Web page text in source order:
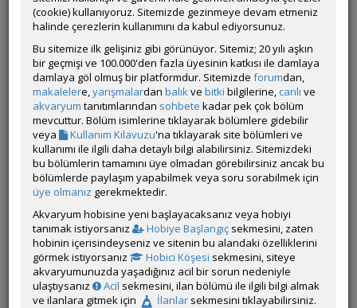
Kullanıcı Adı:
GzmTnr
Kullanıcı Grubu:
Forum Üyesi
Geri Bildirimleri:
0 adet mevcut.
Aldığı Beğeni:
0
Hesap Durumu:
Aktif
Durumu:
Çevrim Dışı
Üyelik Tarihi:
02 Temmuz 2026 04:36
Son Ziyaret:
06 Ağustos 2026 20:37
Toplam Mesaj:
6 [0.16 Gün Ortalaması]
Paylaşım Sayisı:
4 (Son 6 Ay)
İlan Sayisı:
Üyenin Mesaj ve İlanlarını Gör
Üyenin Açtığı Konuları Gör
Üyenin ÖM Engelini Kaldır
(cookie) kullanıyoruz. Sitemizde gezinmeye devam etmeniz
halinde çerezlerin kullanımını da kabul ediyorsunuz.
Bu sitemize ilk gelişiniz gibi görünüyor. Sitemiz; 20 yılı aşkın
bir geçmişi ve 100.000'den fazla üyesinin katkısı ile damlaya
damlaya göl olmuş bir platformdur. Sitemizde forumdan,
makalelere,yarışmalardan balıkve bitki bilgilerine, canlı ve
akvaryum tanıtımlarından sohbete kadar pek çok bölüm
mevcuttur. Bölüm isimlerine tıklayarak bölümlere gidebilir
veya
Kullanım Kılavuzu'na tıklayarak site bölümleri ve
kullanımı ile ilgili daha detaylı bilgi alabilirsiniz. Sitemizdeki
bu bölümlerin tamamını üye olmadan görebilirsiniz ancak bu
bölümlerde paylaşım yapabilmek veya soru sorabilmek için
üye olmanız gerekmektedir.
Akvaryum hobisine yeni başlayacaksanız veya hobiyi
tanımak istiyorsanız
Hobiye Başlangıç sekmesini, zaten
hobinin içerisindeyseniz ve sitenin bu alandaki özelliklerini
görmek istiyorsanız
Hobici Köşesi sekmesini, siteye
akvaryumunuzda yaşadığınız acil bir sorun nedeniyle
ulaştıysanız
Acil sekmesini, ilan bölümü ile ilgili bilgi almak
ve ilanlara gitmek için
İlanlar sekmesini tıklayabilirsiniz.